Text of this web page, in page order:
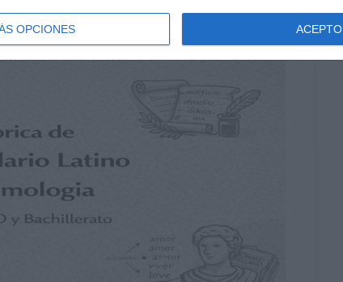
OPCIONES ACEPTO